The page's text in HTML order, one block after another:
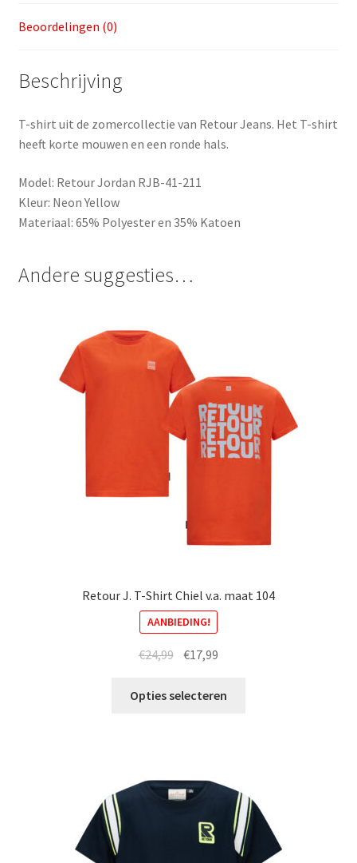
Beoordelingen (0)
Beschrijving
T-shirt uit de zomercollectie van Retour Jeans. Het T-shirt
heeft korte mouwen en een ronde hals.
Model: Retour Jordan RJB-41-211
Kleur: Neon Yellow
Materiaal: 65% Polyester en 35% Katoen
Andere suggesties…
Retour J. T-Shirt Chiel v.a. maat 104
AANBIEDING!
€24,99 Oorspronkelijke
was:
€17,99
is:
Opties selecteren
optie
kan
gekozen